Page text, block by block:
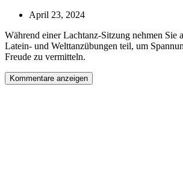
April 23, 2024
Während einer Lachtanz-Sitzung nehmen Sie
Latein- und Welttanzübungen teil, um
Freude zu vermitteln.
Kommentare anzeigen